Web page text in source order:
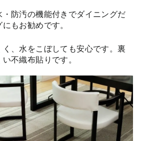
・防汚の機能付きでダイニングだ
もお勧めです。
、水をこぼしても安心です。裏
不織布貼りです。